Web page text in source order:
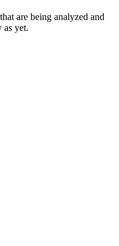
are being analyzed and
as yet.